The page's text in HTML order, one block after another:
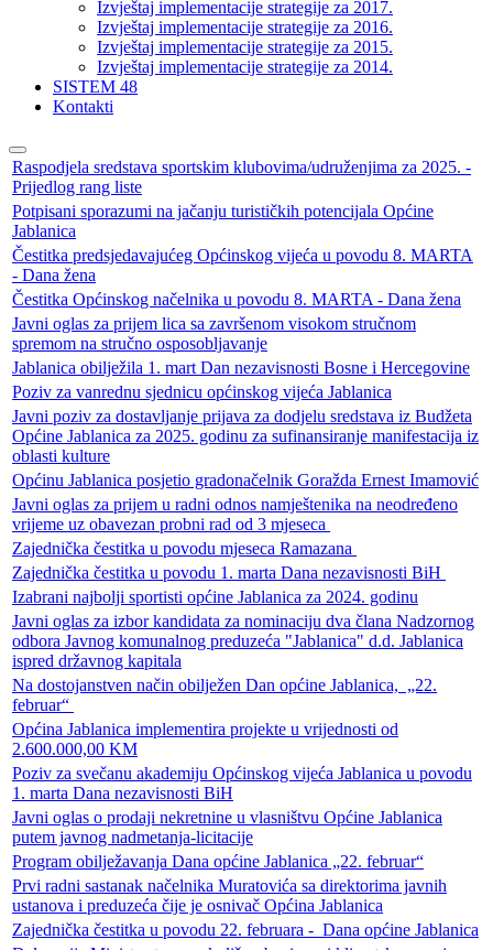
Izvještaj implementacije strategije za 2017.
Izvještaj implementacije strategije za 2016.
Izvještaj implementacije strategije za 2015.
Izvještaj implementacije strategije za 2014.
SISTEM 48
Kontakti
Raspodjela sredstava sportskim klubovima/udruženjima za 2025. -
Prijedlog rang liste
Potpisani sporazumi na jačanju turističkih potencijala Općine
Jablanica
Čestitka predsjedavajućeg Općinskog vijeća u povodu 8. MARTA
- Dana žena
Čestitka Općinskog načelnika u povodu 8. MARTA - Dana žena
Javni oglas za prijem lica sa završenom visokom stručnom
spremom na stručno osposobljavanje
Jablanica obilježila 1. mart Dan nezavisnosti Bosne i Hercegovine
Poziv za vanrednu sjednicu općinskog vijeća Jablanica
Javni poziv za dostavljanje prijava za dodjelu sredstava iz Budžeta
Općine Jablanica za 2025. godinu za sufinansiranje manifestacija iz
oblasti kulture
Općinu Jablanica posjetio gradonačelnik Goražda Ernest Imamović
Javni oglas za prijem u radni odnos namještenika na neodređeno
vrijeme uz obavezan probni rad od 3 mjeseca
Zajednička čestitka u povodu mjeseca Ramazana
Zajednička čestitka u povodu 1. marta Dana nezavisnosti BiH
Izabrani najbolji sportisti općine Jablanica za 2024. godinu
Javni oglas za izbor kandidata za nominaciju dva člana Nadzornog
odbora Javnog komunalnog preduzeća "Jablanica" d.d. Jablanica
ispred državnog kapitala
Na dostojanstven način obilježen Dan općine Jablanica, „22.
februar“
Općina Jablanica implementira projekte u vrijednosti od
2.600.000,00 KM
Poziv za svečanu akademiju Općinskog vijeća Jablanica u povodu
1. marta Dana nezavisnosti BiH
Javni oglas o prodaji nekretnine u vlasništvu Općine Jablanica
putem javnog nadmetanja-licitacije
Program obilježavanja Dana općine Jablanica „22. februar“
Prvi radni sastanak načelnika Muratovića sa direktorima javnih
ustanova i preduzeća čije je osnivač Općina Jablanica
Zajednička čestitka u povodu 22. februara - Dana općine Jablanica